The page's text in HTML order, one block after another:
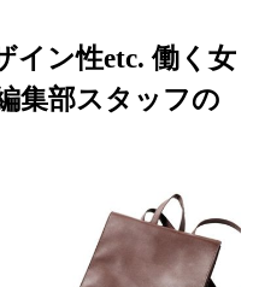
イン性etc. 働く女
集部スタッフの